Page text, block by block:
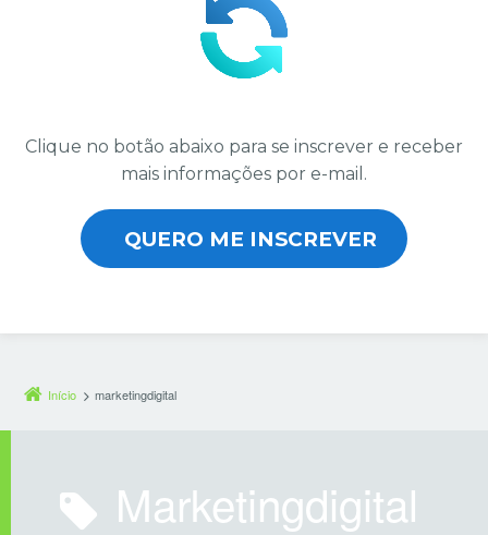
Clique no botão abaixo para se inscrever e receber
mais informações por e-mail.
QUERO ME INSCREVER
Início marketingdigital
marketingdigital